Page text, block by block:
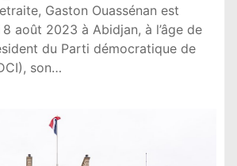
Gaston Ouassénan est
août 2023 à Abidjan, à l’âge de
du Parti démocratique de
son…